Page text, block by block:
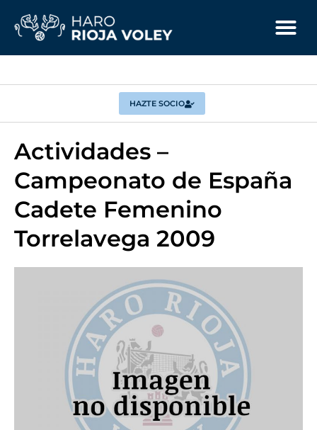
HAZTE SOCIO
Actividades –
Campeonato de España
Cadete Femenino
Torrelavega 2009